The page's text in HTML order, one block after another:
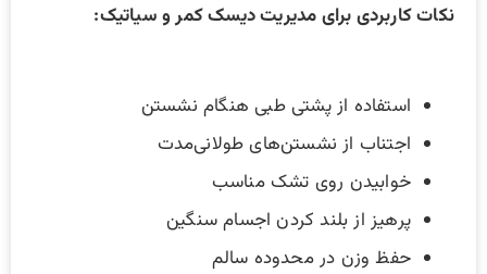
نکات کاربردی برای مدیریت دیسک کمر و سیاتیک:
استفاده از پشتی طبی هنگام نشستن
اجتناب از نشستن‌های طولانی‌مدت
خوابیدن روی تشک مناسب
پرهیز از بلند کردن اجسام سنگین
حفظ وزن در محدوده سالم